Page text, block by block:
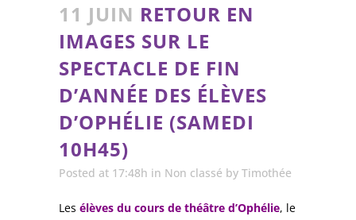
11 JUIN RETOUR EN
IMAGES SUR LE
SPECTACLE DE FIN
D’ANNÉE DES ÉLÈVES
D’OPHÉLIE (SAMEDI
10H45)
Posted at 17:48h in Non classé by Timothée
Les élèves du cours de théâtre d’Ophélie, le